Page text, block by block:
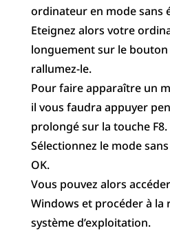
ordinateur en mode sans
Eteignez alors votre
longuement sur le
rallumez-le.
Pour faire apparaître un
il vous faudra appuyer
prolongé sur la touche F8.
Sélectionnez le mode
OK.
Vous pouvez alors
Windows et procéder à la
système d’exploitation.